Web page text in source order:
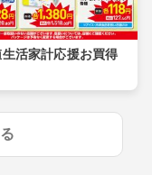
活家計応援お買得